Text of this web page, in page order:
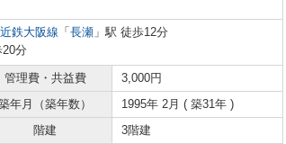
近鉄大阪線 「 長瀬 」駅 徒歩12分
20分
管理費・共益費
3,000円
年月（築年数）
1995年 2月 ( 築31年 )
階建 3階建